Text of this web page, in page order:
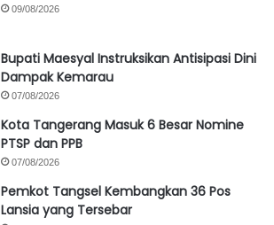
09/08/2026
Bupati Maesyal Instruksikan Antisipasi Dini
Dampak Kemarau
07/08/2026
Kota Tangerang Masuk 6 Besar Nomine
PTSP dan PPB
07/08/2026
Pemkot Tangsel Kembangkan 36 Pos
Lansia yang Tersebar